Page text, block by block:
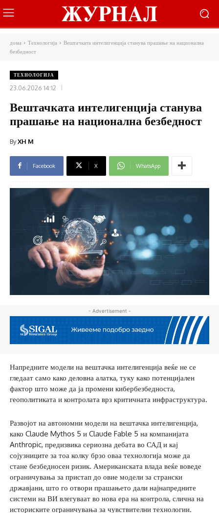
дома Технологија
Вештачката интелигенција станува прашање на национална
безбедност
ТЕХНОЛОГИЈА
23.06.2026 14:12
Вештачката интелигенција станува
прашање на национална безбедност
ByXH M
Facebook X WhatsApp
- Advertisement -
Напредните модели на вештачка интелигенција веќе не се
гледаат само како деловна алатка, туку како потенцијален
фактор што може да ја промени кибербезбедноста,
геополитиката и контролата врз критичната инфраструктура.
Развојот на автономни модели на вештачка интелигенција,
како Claude Mythos 5 и Claude Fable 5 на компанијата
Anthropic, предизвика сериозна дебата во САД и кај
сојузниците за тоа колку брзо оваа технологија може да
стане безбедносен ризик. Американската влада веќе воведе
ограничувања за пристап до овие модели за странски
државјани, што го отвори прашањето дали најнапредните
системи на ВИ влегуваат во нова ера на контрола, слична на
историските ограничувања за чувствителни технологии.